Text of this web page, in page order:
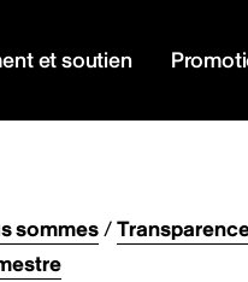
et soutien
sommes/